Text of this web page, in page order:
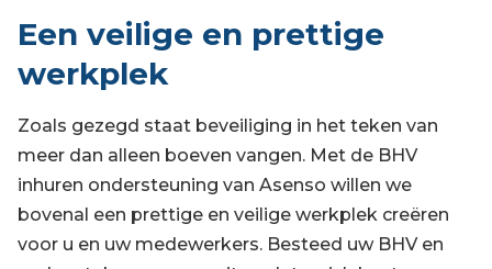
Een veilige en prettige
werkplek
Zoals gezegd staat beveiliging in het teken van
meer dan alleen boeven vangen. Met de BHV
inhuren ondersteuning van Asenso willen we
bovenal een prettige en veilige werkplek creëren
voor u en uw medewerkers. Besteed uw BHV en